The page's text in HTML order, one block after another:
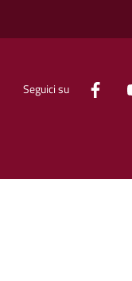
Seguici su